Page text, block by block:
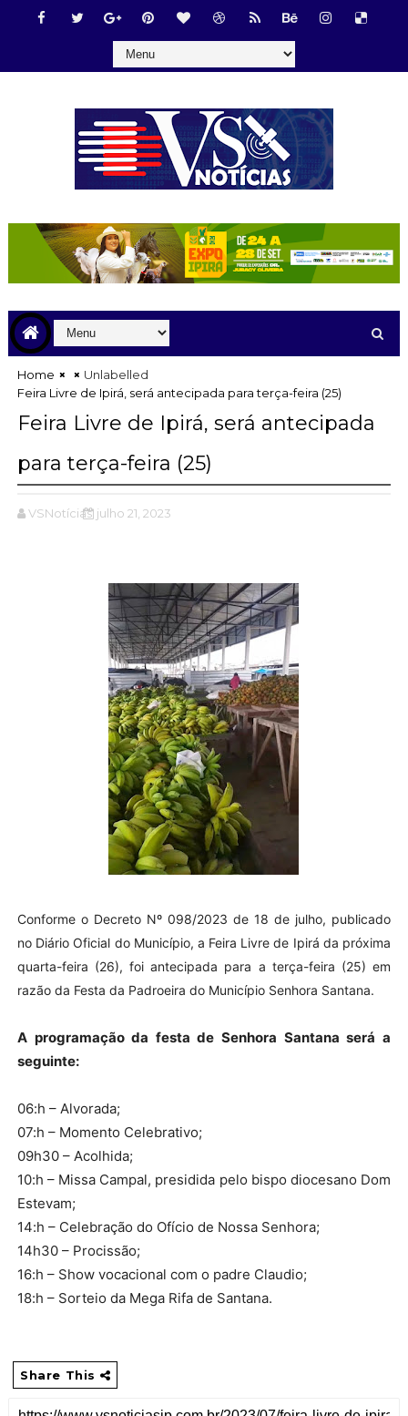
Home
Unlabelled
Feira Livre de Ipirá, será antecipada para terça-feira (25)
Feira Livre de Ipirá, será antecipada
para terça-feira (25)
VSNotícias julho 21, 2023
Conforme o Decreto Nº 098/2023 de 18 de julho, publicado
no Diário Oficial do Município, a Feira Livre de Ipirá da próxima
quarta-feira (26), foi antecipada para a terça-feira (25) em
razão da Festa da Padroeira do Município Senhora Santana.
A programação da festa de Senhora Santana será a
seguinte:
06:h – Alvorada;
07:h – Momento Celebrativo;
09h30 – Acolhida;
10:h – Missa Campal, presidida pelo bispo diocesano Dom
Estevam;
14:h – Celebração do Ofício de Nossa Senhora;
14h30 – Procissão;
16:h – Show vocacional com o padre Claudio;
18:h – Sorteio da Mega Rifa de Santana.
Share This